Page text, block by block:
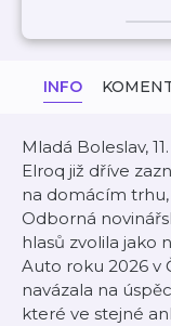
INFO
Mladá Boleslav,
Elroq již dříve
na domácím
Odborná
hlasů zvolila jako
Auto roku 2026 v
navázala na
které ve stejné